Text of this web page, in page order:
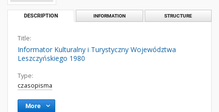
DESCRIPTION INFORMATION STRUCTURE
Title:
Informator Kulturalny i Turystyczny Województwa
Leszczyńskiego 1980
Type:
czasopisma
More